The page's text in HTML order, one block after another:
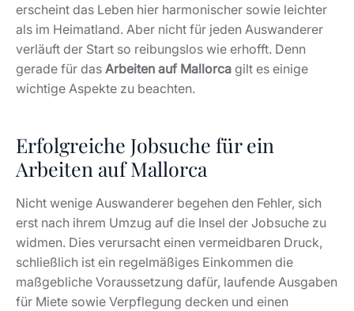
erscheint das Leben hier harmonischer sowie leichter
als im Heimatland. Aber nicht für jeden Auswanderer
verläuft der Start so reibungslos wie erhofft. Denn
gerade für das Arbeiten auf Mallorca gilt es einige
wichtige Aspekte zu beachten.
Erfolgreiche Jobsuche für ein
Arbeiten auf Mallorca
Nicht wenige Auswanderer begehen den Fehler, sich
erst nach ihrem Umzug auf die Insel der Jobsuche zu
widmen. Dies verursacht einen vermeidbaren Druck,
schließlich ist ein regelmäßiges Einkommen die
maßgebliche Voraussetzung dafür, laufende Ausgaben
für Miete sowie Verpflegung decken und einen